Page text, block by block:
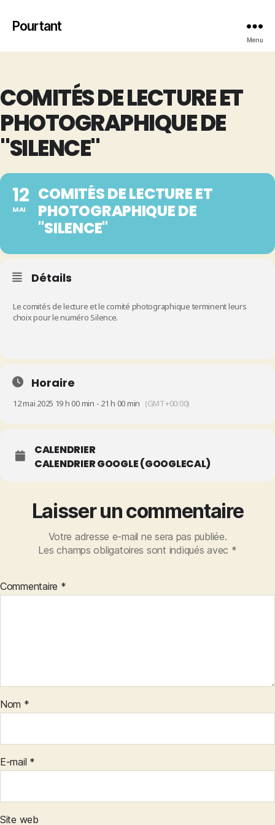
Pourtant
Menu
COMITÉS DE LECTURE ET
PHOTOGRAPHIQUE DE
"SILENCE"
12
MAI
COMITÉS DE LECTURE ET
PHOTOGRAPHIQUE DE
"SILENCE"
Détails
Le comités de lecture et le comité photographique terminent leurs
choix pour le numéro Silence.
Horaire
12 mai 2025 19 h 00 min - 21 h 00 min (GMT+00:00)
CALENDRIER
CALENDRIER GOOGLE (GOOGLECAL)
Laisser un commentaire
Votre adresse e-mail ne sera pas publiée.
Les champs obligatoires sont indiqués avec *
Commentaire *
Nom *
E-mail *
Site web